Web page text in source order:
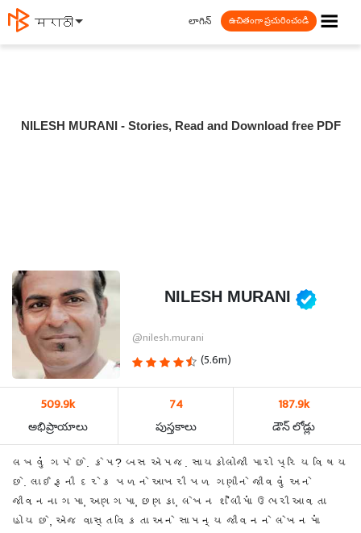
मराठी ☰
లాగిన్ ఉచితంగా ప్రచురించండి
NILESH MURANI - Stories, Read and Download free PDF
NILESH MURANI
@nilesh.murani
(5.6m)
509.9k
అభిప్రాయాలు
74
పుస్తకాలు
187.9k
డౌన్ లోడ్లు
લખવું ગમે છે. કેમ? બસ એમજ. સાયકોલોજી મારો પ્રિય વિષય
છે. લાઈફની દરેક પળને આખરી પળ ગણીને જીવવું અને
જીવનના ગમા, અણગમા, છણકા, લેખન શૈલીમાં ઉભરી આવતા
હોય છે, એજ વાસ્તવિકતા અને સામન્ય જીવનને લેખનમાં